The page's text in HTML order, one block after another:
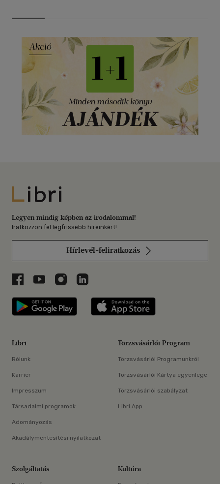
Libri
Legyen mindig képben az irodalommal!
Iratkozzon fel legfrissebb híreinkért!
Hírlevél-feliratkozás
Libri a Facebookon
Libri a Youtube-on
Libri az Instagramon
Libri a LinkedInen
Libri applikáció Szerezd meg: Google
Libri
Rólunk
Karrier
Impresszum
Társadalmi programok
Adományozás
Akadálymentesítési nyilatkozat
Törzsvásárlói Program
Törzsvásárlói Programunkról
Törzsvásárlói Kártya egyenlege
Törzsvásárlói szabályzat
Libri App
Szolgáltatás Kultúra